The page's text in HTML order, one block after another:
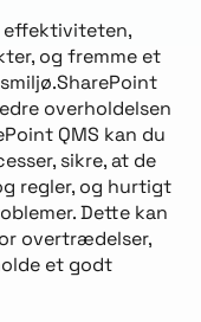
effektiviteten,
og fremme et
overholdelsen
QMS kan du
sikre, at de
regler, og hurtigt
Dette kan
overtrædelser,
et godt